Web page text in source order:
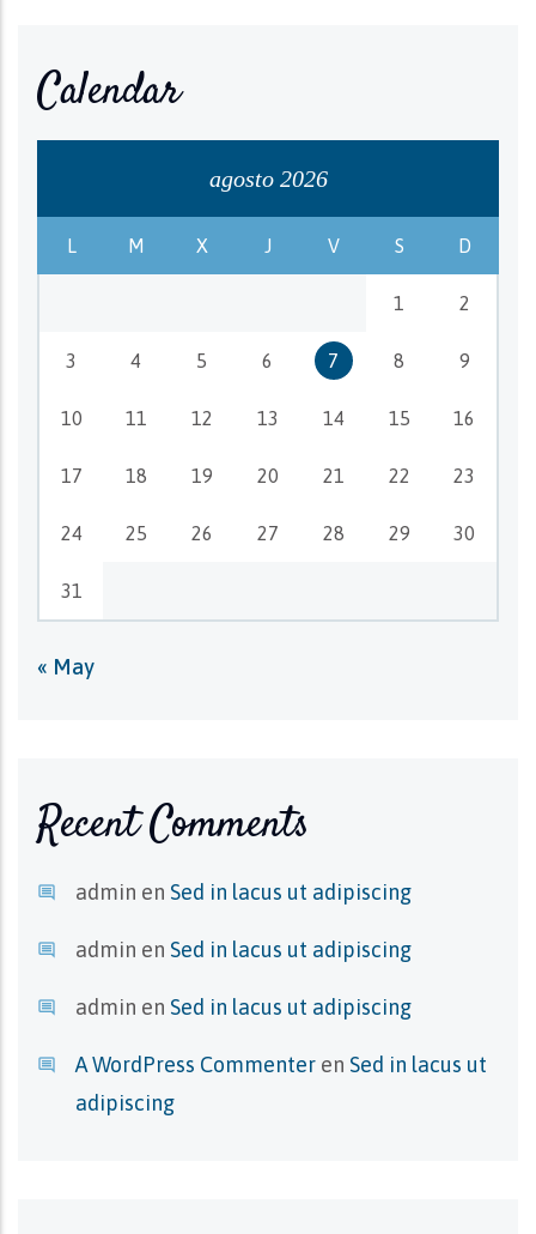
Calendar
agosto 2026
L M X J V S D
1 2
3 4 5 6 7 8 9
10 11 12 13 14 15 16
17 18 19 20 21 22 23
24 25 26 27 28 29 30
31
« May
Recent Comments
admin en Sed in lacus ut adipiscing
admin en Sed in lacus ut adipiscing
admin en Sed in lacus ut adipiscing
A WordPress Commenter en Sed in lacus ut
adipiscing